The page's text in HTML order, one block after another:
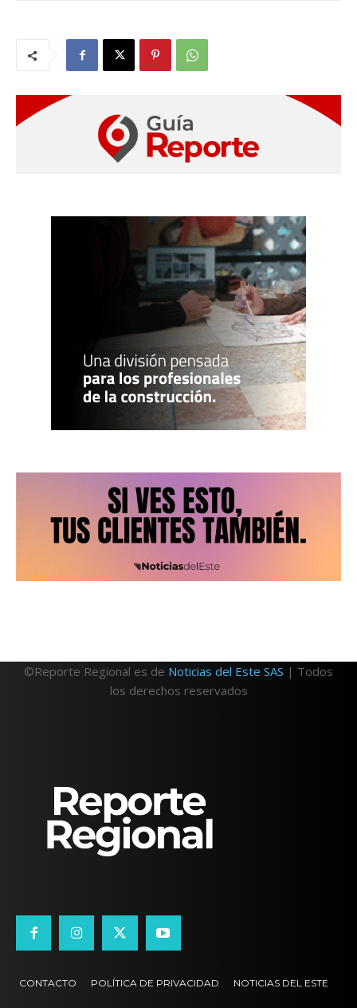
©Reporte Regional es de Noticias del Este SAS | Todos
los derechos reservados
CONTACTO POLÍTICA DE PRIVACIDAD NOTICIAS DEL ESTE